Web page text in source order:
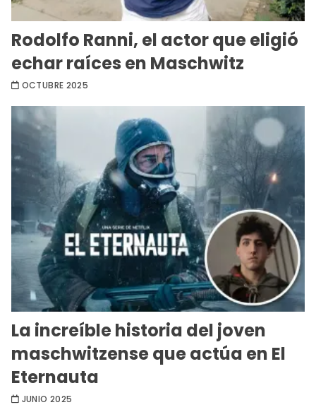
Rodolfo Ranni, el actor que eligió
echar raíces en Maschwitz
OCTUBRE 2025
La increíble historia del joven
maschwitzense que actúa en El
Eternauta
JUNIO 2025